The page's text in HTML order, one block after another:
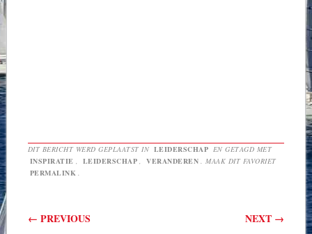
formaten.
DIT BERICHT WERD GEPLAATST IN LEIDERSCHAP EN GETAGD MET
INSPIRATIE
LEIDERSCHAP VERANDEREN
. MAAK DIT FAVORIET
PERMALINK
Berichtnavigatie
← PREVIOUS NEXT →